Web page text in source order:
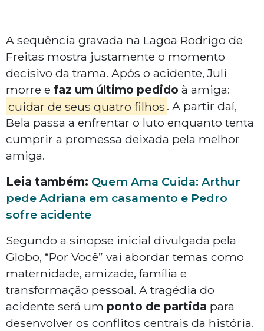
A sequência gravada na Lagoa Rodrigo de
Freitas mostra justamente o momento
decisivo da trama. Após o acidente, Juli
morre e faz um último pedido à amiga:
cuidar de seus quatro filhos . A partir daí,
Bela passa a enfrentar o luto enquanto tenta
cumprir a promessa deixada pela melhor
amiga.
Leia também: Quem Ama Cuida: Arthur
pede Adriana em casamento e Pedro
sofre acidente
Segundo a sinopse inicial divulgada pela
Globo, “Por Você” vai abordar temas como
maternidade, amizade, família e
transformação pessoal. A tragédia do
acidente será um ponto de partida para
desenvolver os conflitos centrais da história.